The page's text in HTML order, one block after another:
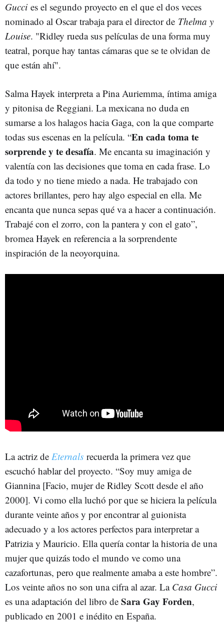
Gucci es el segundo proyecto en el que el dos veces
nominado al Oscar trabaja para el director de Thelma y
Louise. "Ridley rueda sus películas de una forma muy
teatral, porque hay tantas cámaras que se te olvidan de
que están ahí".
Salma Hayek interpreta a Pina Auriemma, íntima amiga
y pitonisa de Reggiani. La mexicana no duda en
sumarse a los halagos hacia Gaga, con la que comparte
todas sus escenas en la película. “En cada toma te
sorprende y te desafía. Me encanta su imaginación y
valentía con las decisiones que toma en cada frase. Lo
da todo y no tiene miedo a nada. He trabajado con
actores brillantes, pero hay algo especial en ella. Me
encanta que nunca sepas qué va a hacer a continuación.
Trabajé con el zorro, con la pantera y con el gato”,
bromea Hayek en referencia a la sorprendente
inspiración de la neoyorquina.
La actriz de Eternals recuerda la primera vez que
escuchó hablar del proyecto. “Soy muy amiga de
Giannina [Facio, mujer de Ridley Scott desde el año
2000]. Vi como ella luchó por que se hiciera la película
durante veinte años y por encontrar al guionista
adecuado y a los actores perfectos para interpretar a
Patrizia y Mauricio. Ella quería contar la historia de una
mujer que quizás todo el mundo ve como una
cazafortunas, pero que realmente amaba a este hombre”.
Los veinte años no son una cifra al azar. La Casa Gucci
es una adaptación del libro de Sara Gay Forden,
publicado en 2001 e inédito en España.